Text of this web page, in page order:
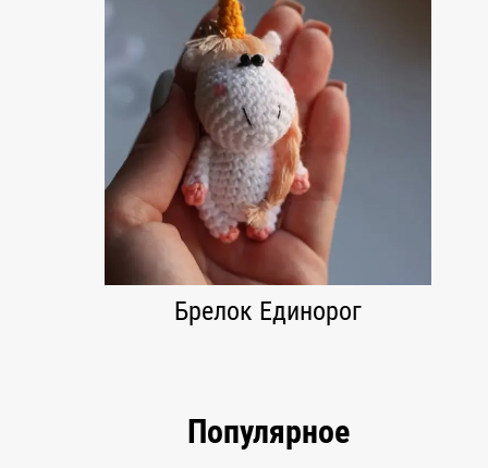
Брелок Единорог
Популярное